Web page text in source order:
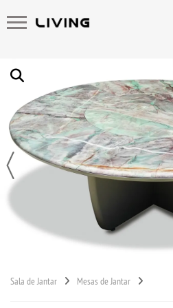
Sala de Jantar Mesas de Jantar